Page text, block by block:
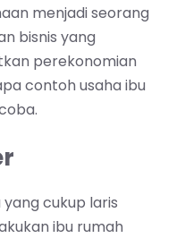
menjadi seorang
bisnis yang
perekonomian
contoh usaha ibu
cukup laris
ibu rumah